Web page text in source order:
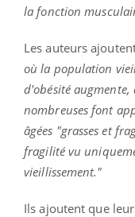
la fonction
Les auteurs
où la population
d'obésité augmente,
nombreuses font
âgées "grasses et
fragilité vu
vieillissement."
Ils ajoutent que